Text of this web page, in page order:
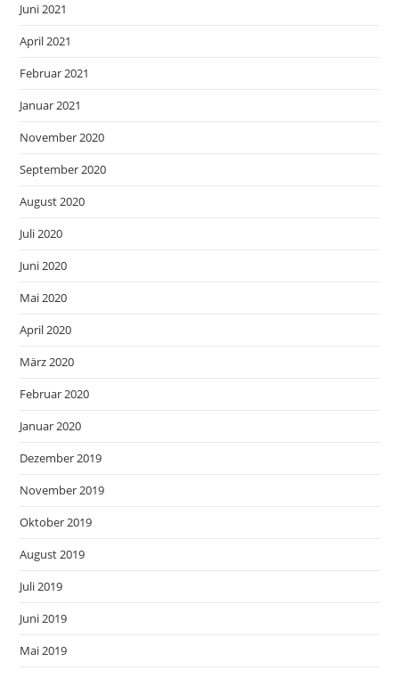
Juni 2021
April 2021
Februar 2021
Januar 2021
November 2020
September 2020
August 2020
Juli 2020
Juni 2020
Mai 2020
April 2020
März 2020
Februar 2020
Januar 2020
Dezember 2019
November 2019
Oktober 2019
August 2019
Juli 2019
Juni 2019
Mai 2019